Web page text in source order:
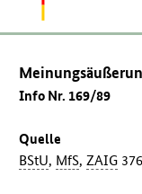
Info Nr. 169/89
Quelle
BStU, MfS,ZAIG